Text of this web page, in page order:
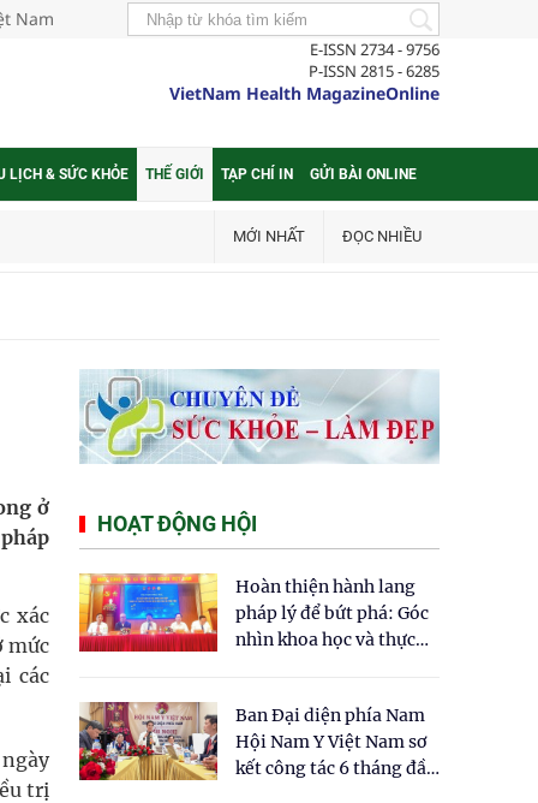
Nam
E-ISSN 2734 - 9756
P-ISSN 2815 - 6285
VietNam Health MagazineOnline
LỊCH & SỨC KHỎE THẾ GIỚI TẠP CHÍ IN GỬI BÀI ONLINE
MỚI NHẤT ĐỌC NHIỀU
ở
xác
mức
các
trị
HOẠT ĐỘNG HỘI
Hoàn thiện hành lang
pháp lý để bứt phá: Góc
nhìn khoa học và thực
cho Luật Y dược cổ
truyền Việt Nam"
Ban Đại diện phía Nam
Hội Nam Y Việt Nam sơ
kết công tác 6 tháng đầu